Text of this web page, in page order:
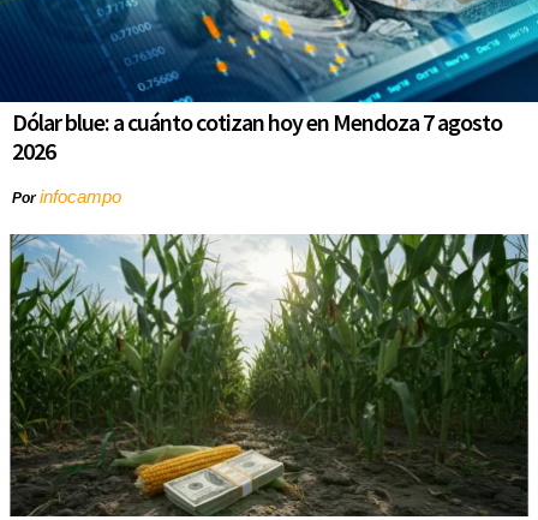
Dólar blue: a cuánto cotizan hoy en Mendoza 7 agosto
2026
Porinfocampo